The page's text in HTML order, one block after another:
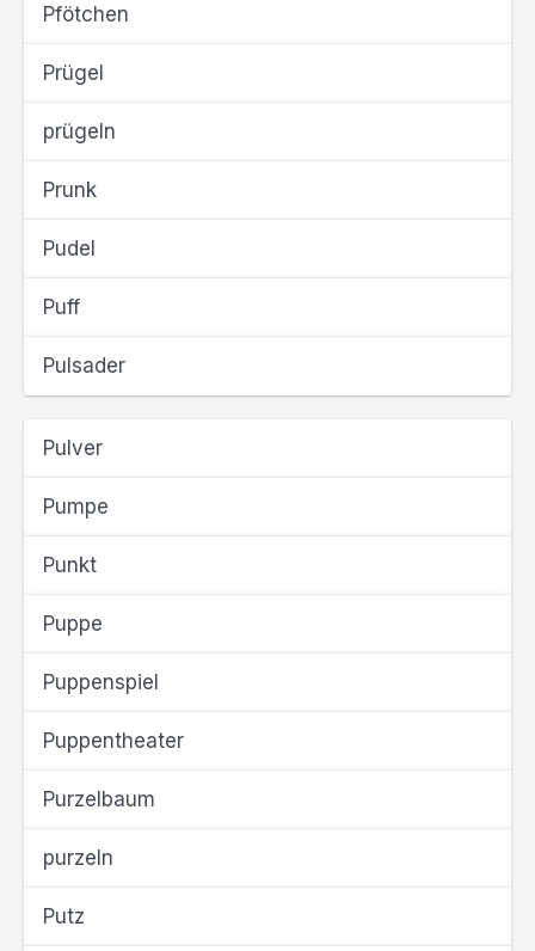
Pfötchen
Prügel
prügeln
Prunk
Pudel
Puff
Pulsader
Pulver
Pumpe
Punkt
Puppe
Puppenspiel
Puppentheater
Purzelbaum
purzeln
Putz